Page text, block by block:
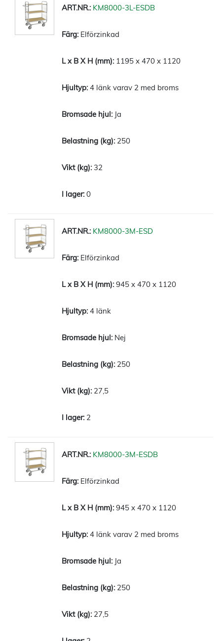
KM8000-3L-ESDB
Elförzinkad
1195 x 470 x 1120
4 länk varav 2 med broms
Ja
250
32
0
KM8000-3M-ESD
Elförzinkad
945 x 470 x 1120
4 länk
Nej
250
27,5
2
KM8000-3M-ESDB
Elförzinkad
945 x 470 x 1120
4 länk varav 2 med broms
Ja
250
27,5